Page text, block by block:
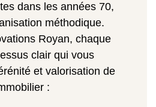
dans les années 70,
méthodique.
Royan, chaque
clair qui vous
et valorisation de
: